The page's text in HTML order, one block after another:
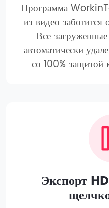
Программа
из видео заботится
Все
автоматически
со 100% защитой
Экспорт